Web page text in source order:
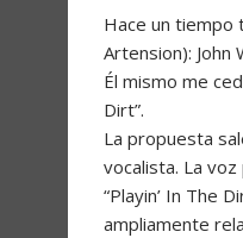
Hace un tiempo
Artension): John
Él mismo me
Dirt”.
La propuesta
vocalista. La
“Playin’ In The
ampliamente